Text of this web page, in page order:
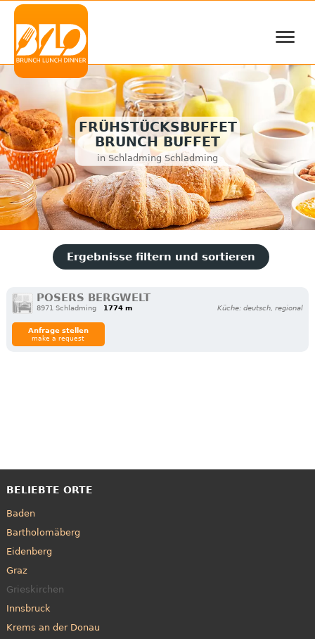
≡
FRÜHSTÜCKSBUFFET
BRUNCH BUFFET
in Schladming Schladming
Ergebnisse filtern und sortieren
POSERS BERGWELT
8971 Schladming 1774 m Küche: deutsch, regional
Anfrage stellen
make a request
BELIEBTE ORTE
Baden
Bartholomäberg
Eidenberg
Graz
Grieskirchen
Innsbruck
Krems an der Donau